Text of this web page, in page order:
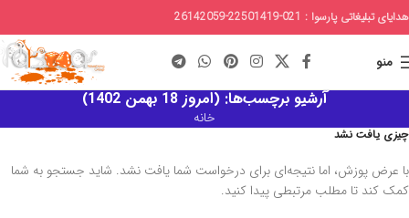
هدایای تبلیغاتی پارسوا : 021-22501419-26142059
منو
آرشیو برچسب‌ها: (امروز 18 بهمن 1402)
خانه
چیزی یافت نشد
با عرض پوزش، اما نتیجه‌ای برای درخواست شما یافت نشد. شاید جستجو به شما
کمک کند تا مطلب مرتبطی پیدا کنید.